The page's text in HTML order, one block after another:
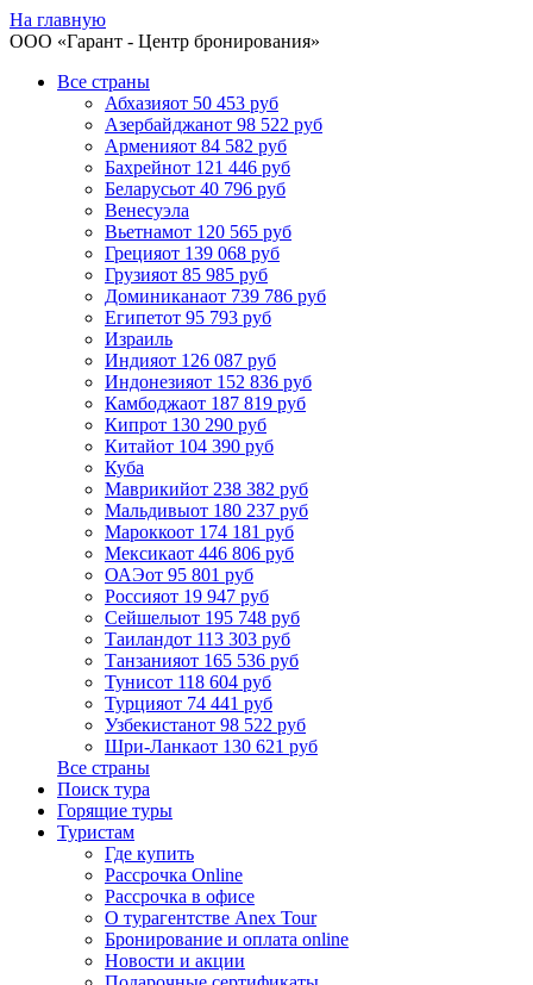
На главную
ООО «Гарант - Центр бронирования»
Все страны
Абхазияот 50 453 руб
Азербайджанот 98 522 руб
Арменияот 84 582 руб
Бахрейнот 121 446 руб
Беларусьот 40 796 руб
Венесуэла
Вьетнамот 120 565 руб
Грецияот 139 068 руб
Грузияот 85 985 руб
Доминиканаот 739 786 руб
Египетот 95 793 руб
Израиль
Индияот 126 087 руб
Индонезияот 152 836 руб
Камбоджаот 187 819 руб
Кипрот 130 290 руб
Китайот 104 390 руб
Куба
Маврикийот 238 382 руб
Мальдивыот 180 237 руб
Мароккоот 174 181 руб
Мексикаот 446 806 руб
ОАЭот 95 801 руб
Россияот 19 947 руб
Сейшелыот 195 748 руб
Таиландот 113 303 руб
Танзанияот 165 536 руб
Тунисот 118 604 руб
Турцияот 74 441 руб
Узбекистанот 98 522 руб
Шри-Ланкаот 130 621 руб
Все страны
Поиск тура
Горящие туры
Туристам
Где купить
Рассрочка Online
Рассрочка в офисе
О турагентстве Anex Tour
Бронирование и оплата online
Новости и акции